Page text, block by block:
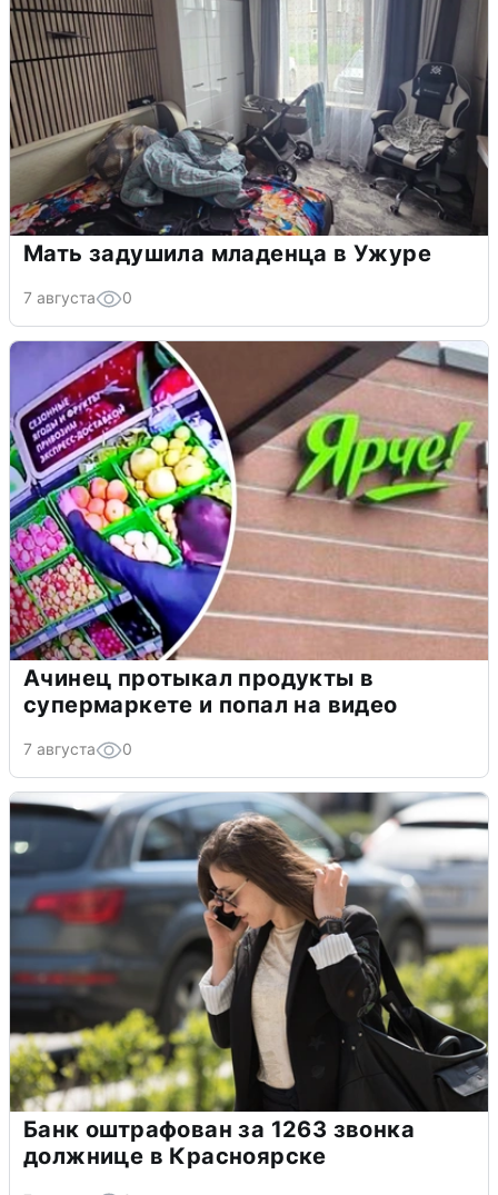
Мать задушила младенца в Ужуре
7 августа 0
Ачинец протыкал продукты в
супермаркете и попал на видео
7 августа 0
Банк оштрафован за 1263 звонка
должнице в Красноярске